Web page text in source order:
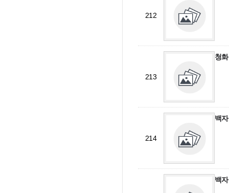
212
213
청
214
백
백